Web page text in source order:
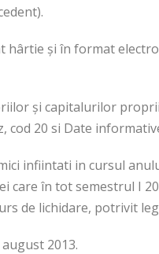
şi în format
şi capitalurilor
20 si Date
infiintati in cursul
care în tot semestrul I
de lichidare, potrivit
2013.